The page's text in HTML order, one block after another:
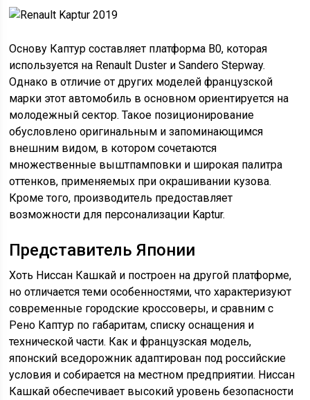
Основу Каптур составляет платформа В0, которая
используется на Renault Duster и Sandero Stepway.
Однако в отличие от других моделей французской
марки этот автомобиль в основном ориентируется на
молодежный сектор. Такое позиционирование
обусловлено оригинальным и запоминающимся
внешним видом, в котором сочетаются
множественные выштпамповки и широкая палитра
оттенков, применяемых при окрашивании кузова.
Кроме того, производитель предоставляет
возможности для персонализации Kaptur.
Представитель Японии
Хоть Ниссан Кашкай и построен на другой платформе,
но отличается теми особенностями, что характеризуют
современные городские кроссоверы, и сравним с
Рено Каптур по габаритам, списку оснащения и
технической части. Как и французская модель,
японский вседорожник адаптирован под российские
условия и собирается на местном предприятии. Ниссан
Кашкай обеспечивает высокий уровень безопасности